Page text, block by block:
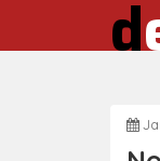
d